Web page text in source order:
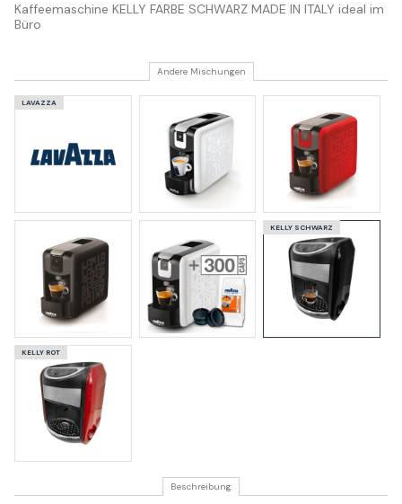
Kaffeemaschine KELLY FARBE SCHWARZ MADE IN ITALY ideal im
Büro
Andere Mischungen
LAVAZZA
KELLY SCHWARZ
KELLY ROT
Beschreibung